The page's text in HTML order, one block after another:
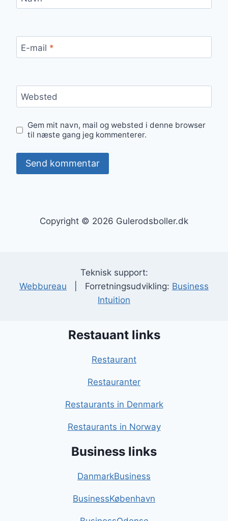
E-mail *
Websted
Gem mit navn, mail og websted i denne browser
til næste gang jeg kommenterer.
Copyright © 2026 Gulerodsboller.dk
Teknisk support:
Webbureau | Forretningsudvikling: Business
Intuition
Restauant links
Restaurant
Restauranter
Restaurants in Denmark
Restaurants in Norway
Business links
DanmarkBusiness
BusinessKøbenhavn